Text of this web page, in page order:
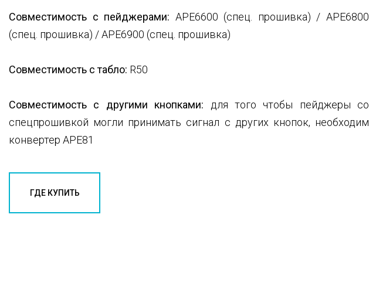
Совместимость с пейджерами: APE6600 (спец. прошивка) / APE6800
(спец. прошивка) / APE6900 (спец. прошивка)
Совместимость с табло: R50
Совместимость с другими кнопками: для того чтобы пейджеры со
спецпрошивкой могли принимать сигнал с других кнопок, необходим
конвертер APE81
ГДЕ КУПИТЬ